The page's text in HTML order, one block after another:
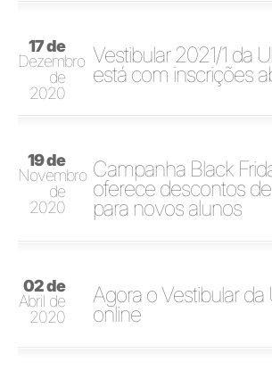
17 de
Dezembro
de
2020
Vestibular 2021/1 da
está com inscrições
19 de
Novembro
de
2020
Campanha Black
oferece descontos
para novos alunos
02 de
Abril de
2020
Agora o Vestibular da
online